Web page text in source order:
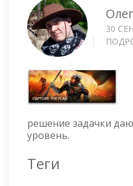
Олег
30
решение задачки
уровень.
Теги